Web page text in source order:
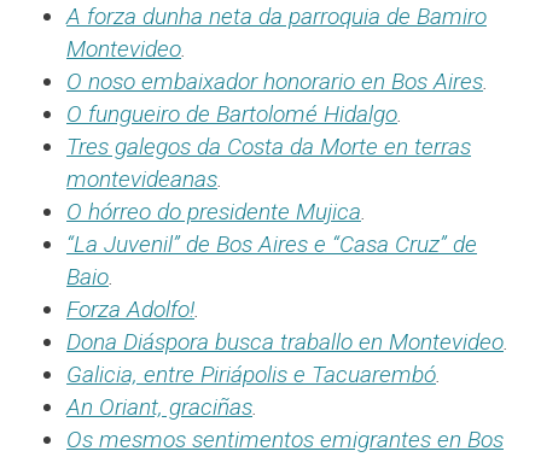
A forza dunha neta da parroquia de Bamiro
Montevideo.
O noso embaixador honorario en Bos Aires.
O fungueiro de Bartolomé Hidalgo.
Tres galegos da Costa da Morte en terras
montevideanas.
O hórreo do presidente Mujica.
“La Juvenil” de Bos Aires e “Casa Cruz” de
Baio.
Forza Adolfo!.
Dona Diáspora busca traballo en Montevideo.
Galicia, entre Piriápolis e Tacuarembó.
An Oriant, graciñas.
Os mesmos sentimentos emigrantes en Bos